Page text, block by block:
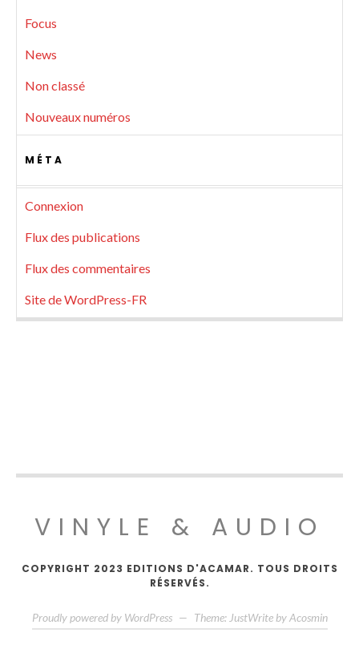
Focus
News
Non classé
Nouveaux numéros
MÉTA
Connexion
Flux des publications
Flux des commentaires
Site de WordPress-FR
VINYLE & AUDIO
COPYRIGHT 2023 EDITIONS D'ACAMAR. TOUS DROITS
RÉSERVÉS.
Proudly powered by WordPress — Theme: JustWrite by Acosmin